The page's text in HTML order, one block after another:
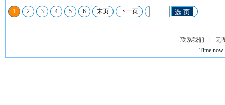
1 2 3 4 5 6 末页 下一页 选 页
联系我们
无
Time now